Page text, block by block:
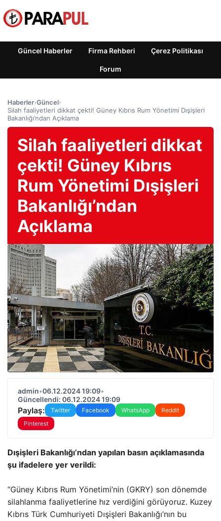
Güncel Haberler Firma Rehberi Çerez Politikası
Forum
Haberler›Güncel›
Silah faaliyetleri dikkat çekti! Güney Kıbrıs Rum Yönetimi Dışişleri
Bakanlığı’ndan Açıklama
Silah faaliyetleri dikkat
çekti! Güney Kıbrıs
Rum Yönetimi Dışişleri
Bakanlığı’ndan
Açıklama
admin•06.12.2024 19:09•
Güncellendi: 06.12.2024 19:09
Paylaş: Twitter Facebook WhatsApp
Reddit
Pinterest
Dışişleri Bakanlığı’ndan yapılan basın açıklamasında
şu ifadelere yer verildi:
“Güney Kıbrıs Rum Yönetimi’nin (GKRY) son dönemde
silahlanma faaliyetlerine hız verdiğini görüyoruz. Kuzey
Kıbrıs Türk Cumhuriyeti Dışişleri Bakanlığı’nın bu